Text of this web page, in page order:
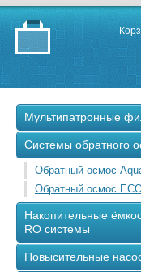
Мультипатронные
Системы обратного
Обратный осмос
Обратный осмос
Накопительные
RO системы
Повысительные